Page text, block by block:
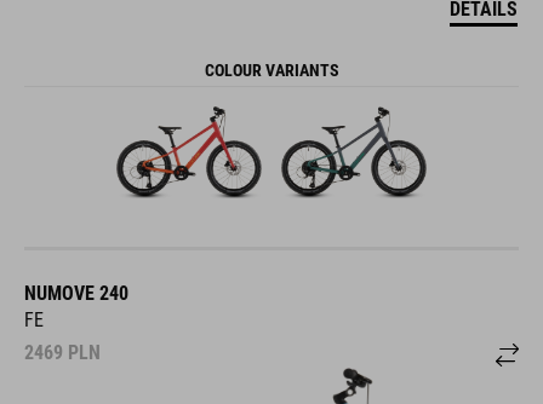
DETAILS
COLOUR VARIANTS
NUMOVE 240
FE
2469 PLN